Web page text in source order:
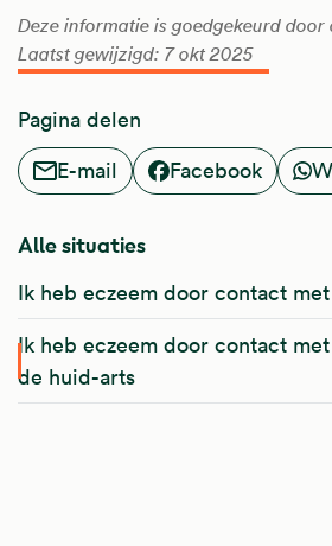
Deze informatie is goedgekeurd door
Laatst gewijzigd: 7 okt 2025
Pagina delen
E-mail
Facebook
Alle situaties
Ik heb eczeem door contact
Ik heb eczeem door contact
de huid-arts